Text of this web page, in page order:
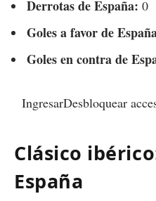
Derrotas de España: 0
Goles a favor de
Goles en contra de
IngresarDesbloquear
Clásico
España